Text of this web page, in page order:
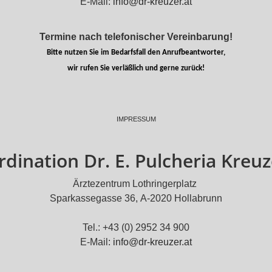
Termine nach telefonischer Vereinbarung!
Bitte nutzen Sie im Bedarfsfall den Anrufbeantworter,
wir rufen Sie verläßlich und gerne zurück!
IMPRESSUM
Dr. E. Pulcheria
Ärztezentrum Lothringerplatz
Sparkassegasse 36, A-2020 Hollabrunn
Tel.: +43 (0) 2952 34 900
E-Mail: info@dr-kreuzer.at